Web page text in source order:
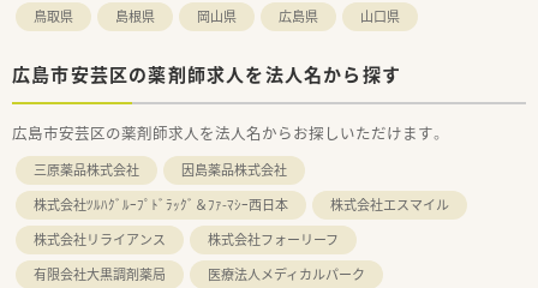
鳥取県 島根県 岡山県 広島県 山口県
広島市安芸区の薬剤師求人を法人名から探す
広島市安芸区の薬剤師求人を法人名からお探しいただけます。
三原薬品株式会社
因島薬品株式会社
株式会社ﾂﾙﾊｸﾞﾙｰﾌﾟﾄﾞﾗｯｸﾞ＆ﾌｧ-ﾏｼｰ西日本
株式会社エスマイル
株式会社リライアンス
株式会社フォーリーフ
有限会社大黒調剤薬局
医療法人メディカルパーク